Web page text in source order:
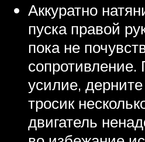
Аккуратно
пуска правой
пока не
усилие,
тросик
двигатель